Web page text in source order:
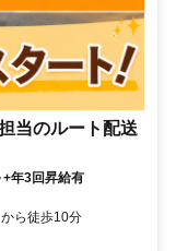
当のルート配送
+年3回昇給有
ら徒歩10分